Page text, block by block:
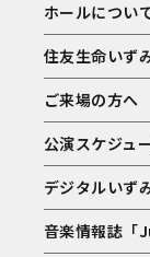
ホールについ
住友生命いず
ご来場の方へ
公演スケジュ
デジタルいず
音楽情報誌「